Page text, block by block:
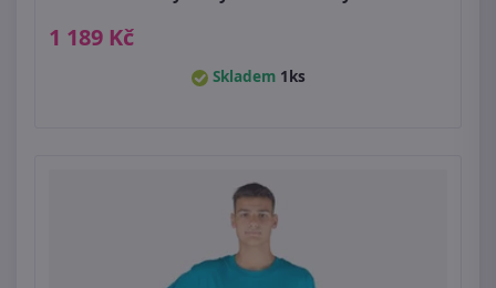
1 189 Kč
Skladem 1ks